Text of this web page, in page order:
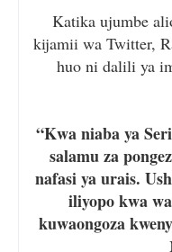
Katika ujumbe
kijamii wa Twitter,
huo ni dalili ya
“Kwa niaba ya
salamu za
nafasi ya urais.
iliyopo kwa
kuwaongoza